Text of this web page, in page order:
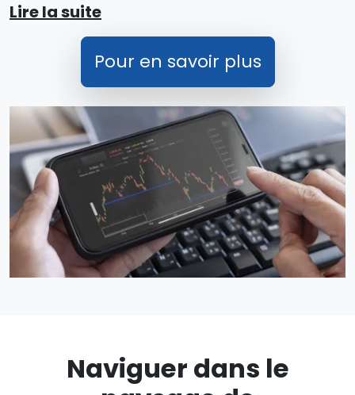
Lire la suite
Pour en savoir plus
Naviguer dans le